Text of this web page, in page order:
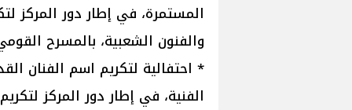
المستمرة، في إطار دور المركز
والفنون الشعبية، بالمسرح
* احتفالية لتكريم اسم الفنان
الفنية، في إطار دور المركز